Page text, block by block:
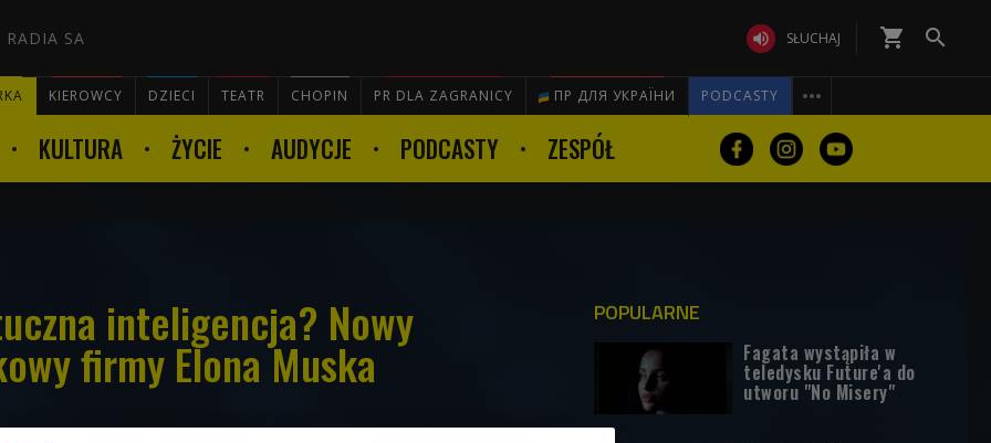
RADIA SA  SŁUCHAJ shopping_cart 
KIEROWCY DZIECI TEATR CHOPIN PR DLA ZAGRANICY ПР ДЛЯ УКРАЇНИ PODCASTY 

KULTURA ŻYCIE AUDYCJE PODCASTY ZESPÓŁ
inteligencja? Nowy
firmy Elona Muska
POPULARNE
Fagata wystąpiła w
teledysku Future'a do
utworu "No Misery"